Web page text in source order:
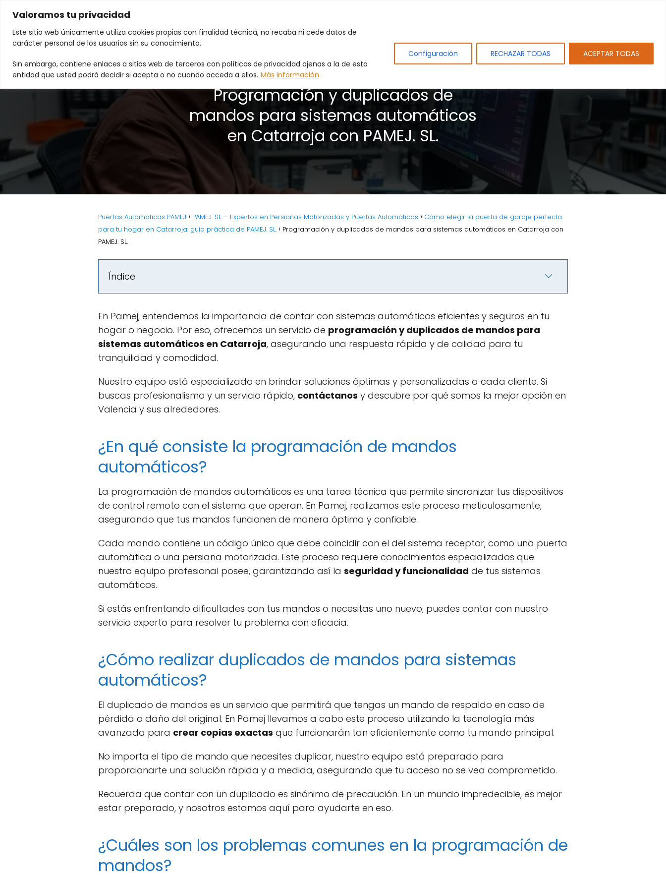
Valoramos tu privacidad
Este sitio web únicamente utiliza cookies propias con finalidad técnica, no recaba ni cede datos de
carácter personal de los usuarios sin su conocimiento.
Sin embargo, contiene enlaces a sitios web de terceros con políticas de privacidad ajenas a la de esta
entidad que usted podrá decidir si acepta o no cuando acceda a ellos. Más información
Configuración RECHAZAR TODAS ACEPTAR TODAS
Programación y duplicados de
mandos para sistemas automáticos
en Catarroja con PAMEJ. SL.
Puertas Automáticas PAMEJ PAMEJ. SL. – Expertos en Persianas Motorizadas y Puertas Automáticas
Cómo elegir la puerta de garaje perfecta
para tu hogar en Catarroja: guía práctica de PAMEJ. SL.
Programación y duplicados de mandos para sistemas automáticos en Catarroja con
PAMEJ. SL.
Índice
En Pamej, entendemos la importancia de contar con sistemas automáticos eficientes y seguros en tu
hogar o negocio. Por eso, ofrecemos un servicio de programación y duplicados de mandos para
sistemas automáticos en Catarroja, asegurando una respuesta rápida y de calidad para tu
tranquilidad y comodidad.
Nuestro equipo está especializado en brindar soluciones óptimas y personalizadas a cada cliente. Si
buscas profesionalismo y un servicio rápido, contáctanos y descubre por qué somos la mejor opción en
Valencia y sus alrededores.
¿En qué consiste la programación de mandos
automáticos?
La programación de mandos automáticos es una tarea técnica que permite sincronizar tus dispositivos
de control remoto con el sistema que operan. En Pamej, realizamos este proceso meticulosamente,
asegurando que tus mandos funcionen de manera óptima y confiable.
Cada mando contiene un código único que debe coincidir con el del sistema receptor, como una puerta
automática o una persiana motorizada. Este proceso requiere conocimientos especializados que
nuestro equipo profesional posee, garantizando así la seguridad y funcionalidad de tus sistemas
automáticos.
Si estás enfrentando dificultades con tus mandos o necesitas uno nuevo, puedes contar con nuestro
servicio experto para resolver tu problema con eficacia.
¿Cómo realizar duplicados de mandos para sistemas
automáticos?
El duplicado de mandos es un servicio que permitirá que tengas un mando de respaldo en caso de
pérdida o daño del original. En Pamej llevamos a cabo este proceso utilizando la tecnología más
avanzada para crear copias exactas que funcionarán tan eficientemente como tu mando principal.
No importa el tipo de mando que necesites duplicar, nuestro equipo está preparado para
proporcionarte una solución rápida y a medida, asegurando que tu acceso no se vea comprometido.
Recuerda que contar con un duplicado es sinónimo de precaución. En un mundo impredecible, es mejor
estar preparado, y nosotros estamos aquí para ayudarte en eso.
¿Cuáles son los problemas comunes en la programación de
mandos?